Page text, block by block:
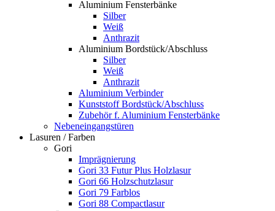
Aluminium Fensterbänke
Silber
Weiß
Anthrazit
Aluminium Bordstück/Abschluss
Silber
Weiß
Anthrazit
Aluminium Verbinder
Kunststoff Bordstück/Abschluss
Zubehör f. Aluminium Fensterbänke
Nebeneingangstüren
Lasuren / Farben
Gori
Imprägnierung
Gori 33 Futur Plus Holzlasur
Gori 66 Holzschutzlasur
Gori 79 Farblos
Gori 88 Compactlasur